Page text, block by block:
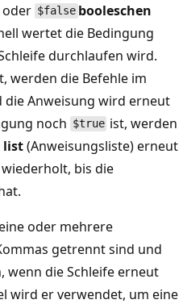
oder $false booleschen
wertet die Bedingung
durchlaufen wird.
werden die Befehle im
Anweisung wird erneut
noch $true ist, werden
list(Anweisungsliste) erneut
bis die
oder mehrere
getrennt sind und
wenn die Schleife erneut
wird er verwendet, um eine